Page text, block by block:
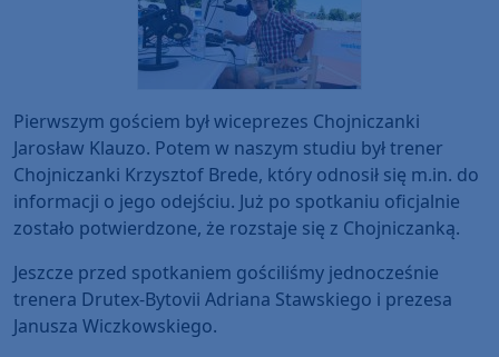
Pierwszym gościem był wiceprezes Chojniczanki
Jarosław Klauzo. Potem w naszym studiu był trener
Chojniczanki Krzysztof Brede, który odnosił się m.in. do
informacji o jego odejściu. Już po spotkaniu oficjalnie
zostało potwierdzone, że rozstaje się z Chojniczanką.
Jeszcze przed spotkaniem gościliśmy jednocześnie
trenera Drutex-Bytovii Adriana Stawskiego i prezesa
Janusza Wiczkowskiego.